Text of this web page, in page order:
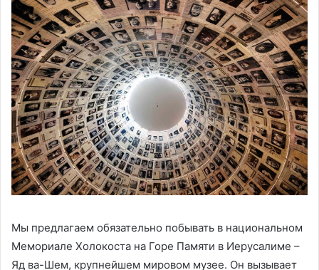
Мы предлагаем обязательно побывать в национальном
Мемориале Холокоста на Горе Памяти в Иерусалиме –
Яд ва-Шем, крупнейшем мировом музее. Он вызывает